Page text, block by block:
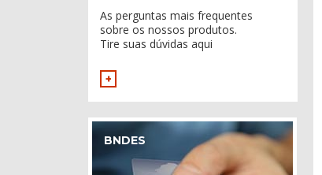
As perguntas mais frequentes
sobre os nossos produtos.
Tire suas dúvidas aqui
+
BNDES